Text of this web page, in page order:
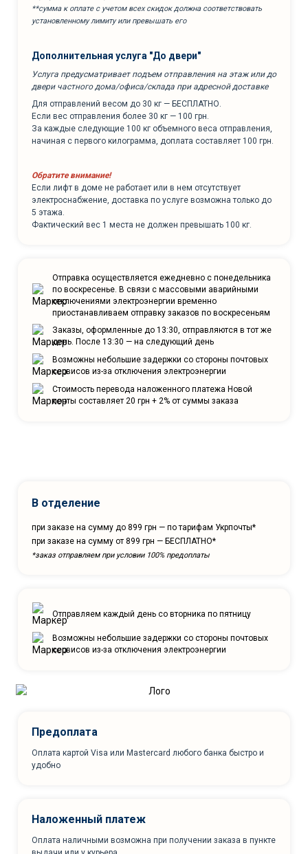
**сумма к оплате с учетом всех скидок должна соответствовать
установленному лимиту или превышать его
Дополнительная услуга "До двери"
Услуга предусматривает подъем отправления на этаж или до
двери частного дома/офиса/склада при адресной доставке
Для отправлений весом до 30 кг — БЕСПЛАТНО.
Если вес отправления более 30 кг — 100 грн.
За каждые следующие 100 кг объемного веса отправления,
начиная с первого килограмма, доплата составляет 100 грн.
Обратите внимание!
Если лифт в доме не работает или в нем отсутствует
электроснабжение, доставка по услуге возможна только до
5 этажа.
Фактический вес 1 места не должен превышать 100 кг.
Отправка осуществляется ежедневно с понедельника
по воскресенье. В связи с массовыми аварийными
отключениями электроэнергии временно
приостанавливаем отправку заказов по воскресеньям
Заказы, оформленные до 13:30, отправляются в тот же
день. После 13:30 — на следующий день
Возможны небольшие задержки со стороны почтовых
сервисов из-за отключения электроэнергии
Стоимость перевода наложенного платежа Новой
почты составляет 20 грн + 2% от суммы заказа
В отделение
при заказе на сумму до 899 грн — по тарифам Укрпочты*
при заказе на сумму от 899 грн — БЕСПЛАТНО*
*заказ отправляем при условии 100% предоплаты
Отправляем каждый день со вторника по пятницу
Возможны небольшие задержки со стороны почтовых
сервисов из-за отключения электроэнергии
Предоплата
Оплата картой Visa или Mastercard любого банка быстро и
удобно
Наложенный платеж
Оплата наличными возможна при получении заказа в пункте